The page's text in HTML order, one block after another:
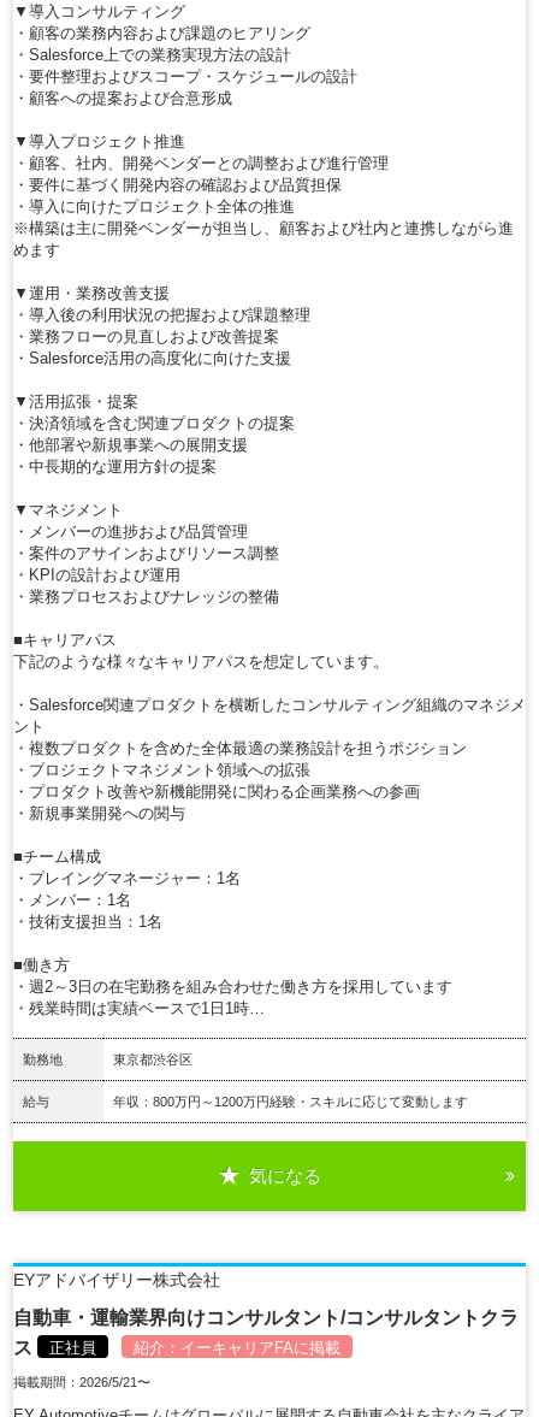
▼導入コンサルティング
・顧客の業務内容および課題のヒアリング
・Salesforce上での業務実現方法の設計
・要件整理およびスコープ・スケジュールの設計
・顧客への提案および合意形成
▼導入プロジェクト推進
・顧客、社内、開発ベンダーとの調整および進行管理
・要件に基づく開発内容の確認および品質担保
・導入に向けたプロジェクト全体の推進
※構築は主に開発ベンダーが担当し、顧客および社内と連携しながら進
めます
▼運用・業務改善支援
・導入後の利用状況の把握および課題整理
・業務フローの見直しおよび改善提案
・Salesforce活用の高度化に向けた支援
▼活用拡張・提案
・決済領域を含む関連プロダクトの提案
・他部署や新規事業への展開支援
・中長期的な運用方針の提案
▼マネジメント
・メンバーの進捗および品質管理
・案件のアサインおよびリソース調整
・KPIの設計および運用
・業務プロセスおよびナレッジの整備
■キャリアパス
下記のような様々なキャリアパスを想定しています。
・Salesforce関連プロダクトを横断したコンサルティング組織のマネジメ
ント
・複数プロダクトを含めた全体最適の業務設計を担うポジション
・プロジェクトマネジメント領域への拡張
・プロダクト改善や新機能開発に関わる企画業務への参画
・新規事業開発への関与
■チーム構成
・プレイングマネージャー：1名
・メンバー：1名
・技術支援担当：1名
■働き方
・週2～3日の在宅勤務を組み合わせた働き方を採用しています
・残業時間は実績ベースで1日1時…
勤務地 東京都渋谷区
給与 年収：800万円～1200万円経験・スキルに応じて変動します
気になる
EYアドバイザリー株式会社
自動車・運輸業界向けコンサルタント/コンサルタントクラ
ス
正社員 紹介： イーキャリアFAに掲載
掲載期間：2026/5/21〜